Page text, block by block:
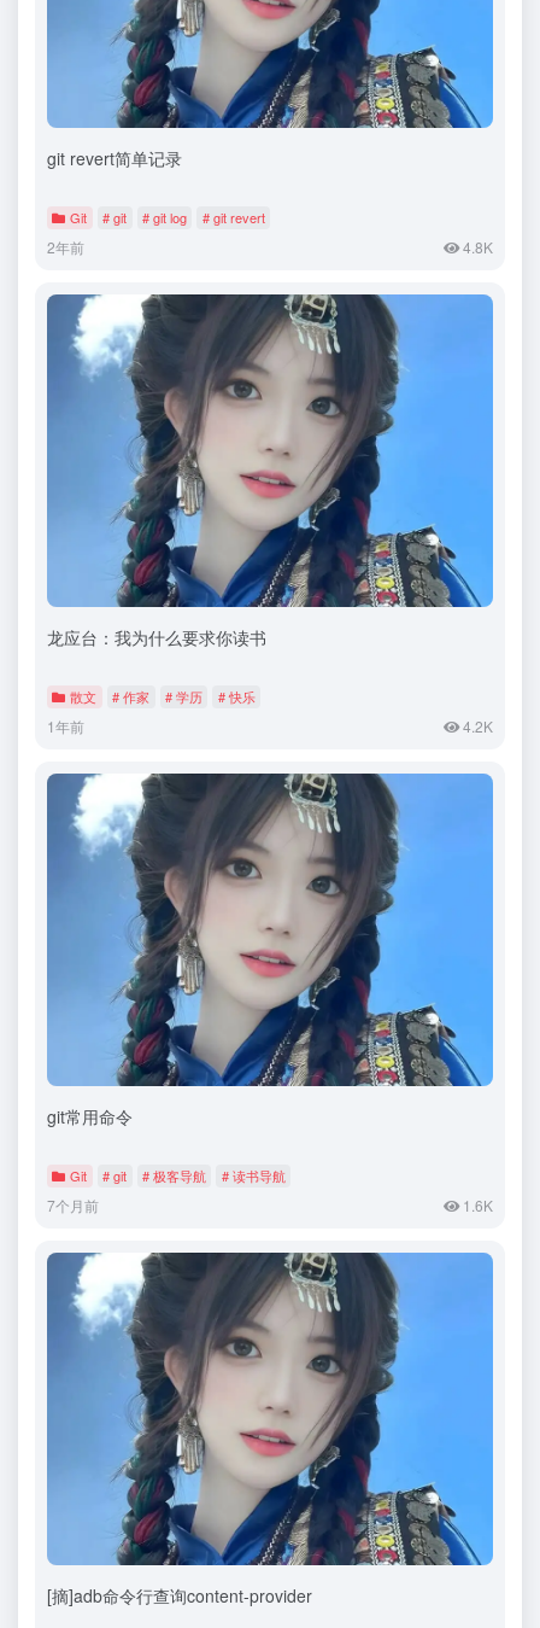
git revert简单记录
Git # git # git log # git revert
2年前 4.8K
龙应台：我为什么要求你读书
散文 # 作家 # 学历 # 快乐
1年前 4.2K
git常用命令
Git # git # 极客导航 # 读书导航
7个月前 1.6K
[摘]adb命令行查询content-provider